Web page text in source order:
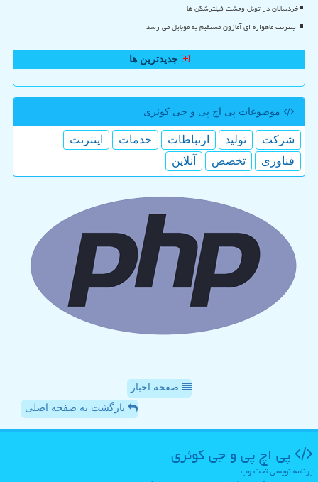
خردسالان در تونل وحشت فیلترشکن ها
اینترنت ماهواره ای آمازون مستقیم به موبایل می رسد
جدیدترین ها
موضوعات پی اچ پی و جی كوئری
شركت تولید ارتباطات خدمات
اینترنت
فناوری
تخصص آنلاین
صفحه اخبار
بازگشت به صفحه اصلی
پی اچ پی و جی كوئری
برنامه نویسی تحت وب